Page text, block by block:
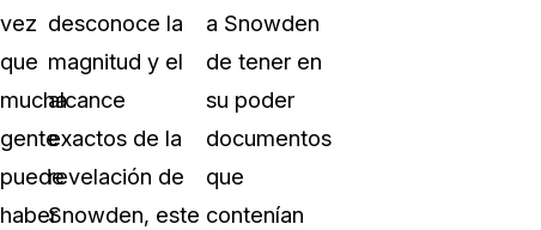
vez
que
mucha
gente
puede
haber
desconoce la
magnitud y el
alcance
exactos de la
revelación de
Snowden, este
a Snowden
de tener en
su poder
documentos
que
contenían